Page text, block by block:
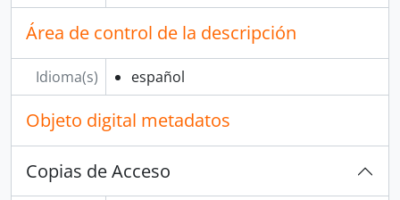
Área de control de la descripción
Idioma(s) español
Objeto digital metadatos
Copias de Acceso